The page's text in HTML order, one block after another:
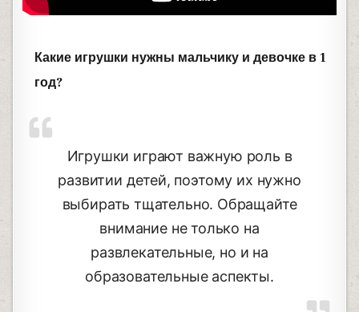
Какие игрушки нужны мальчику и девочке в 1
год?
Игрушки играют важную роль в
развитии детей, поэтому их нужно
выбирать тщательно. Обращайте
внимание не только на
развлекательные, но и на
образовательные аспекты.